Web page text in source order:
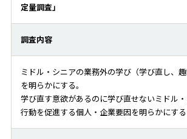
定量調査」
調査内容
ミドル・シニアの業務外の学び（学び直し、
を明らかにする。
学び直す意欲があるのに学び直せないミドル
行動を促進する個人・企業要因を明らかにする